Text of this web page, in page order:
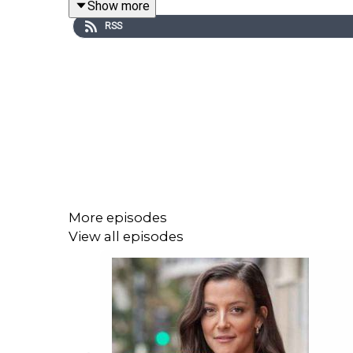
Paris.
Show more
RSS
More episodes
View all episodes